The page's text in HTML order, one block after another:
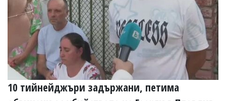
10 тийнейджъри задържани, петима